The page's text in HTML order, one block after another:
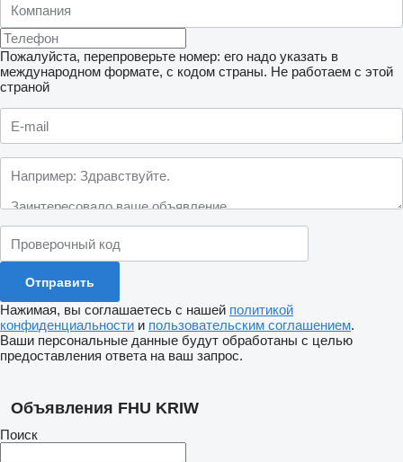
Пожалуйста, перепроверьте номер: его надо указать в
международном формате, с кодом страны. Не работаем с этой
страной
Нажимая, вы соглашаетесь с нашей политикой
конфиденциальности и пользовательским соглашением.
Ваши персональные данные будут обработаны с целью
предоставления ответа на ваш запрос.
Объявления FHU KRIW
Поиск